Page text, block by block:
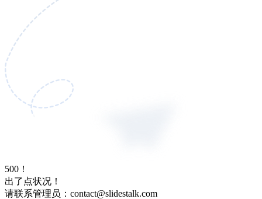
500！
出了点状况！
请联系管理员：contact@slidestalk.com